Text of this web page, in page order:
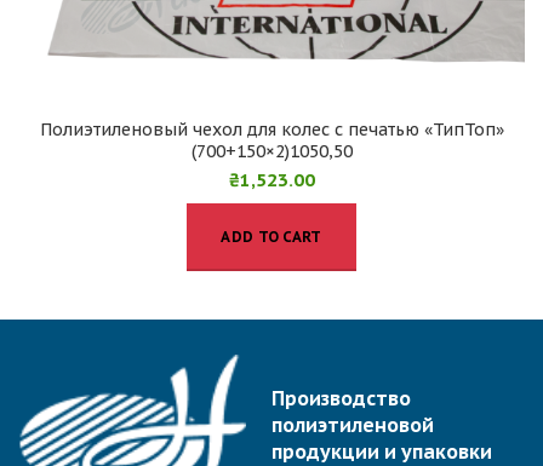
Полиэтиленовый чехол для колес с печатью «ТипТоп»
(700+150×2)1050,50
₴1,523.00
ADD TO CART
Производство
полиэтиленовой
продукции и упаковки